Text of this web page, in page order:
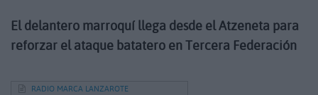
El delantero marroquí llega desde el Atzeneta para
reforzar el ataque batatero en Tercera Federación
RADIO MARCA LANZAROTE